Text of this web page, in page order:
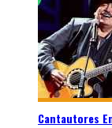
Cantautores